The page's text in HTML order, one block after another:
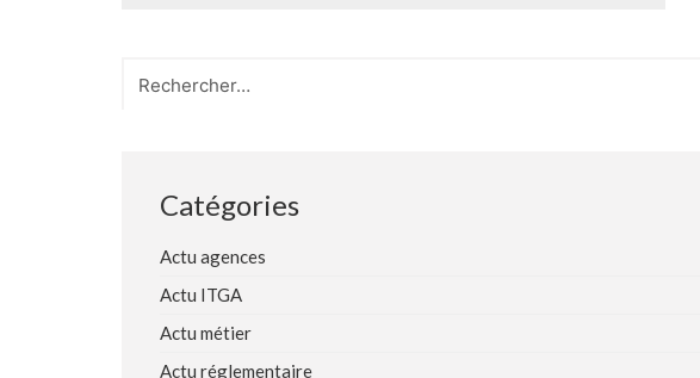
for:
Catégories
Actu agences
Actu ITGA
Actu métier
Actu réglementaire